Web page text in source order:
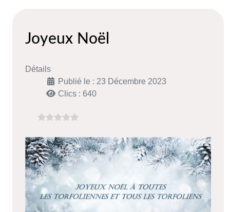
Joyeux Noël
Détails
Publié le : 23 Décembre 2023
Clics : 640